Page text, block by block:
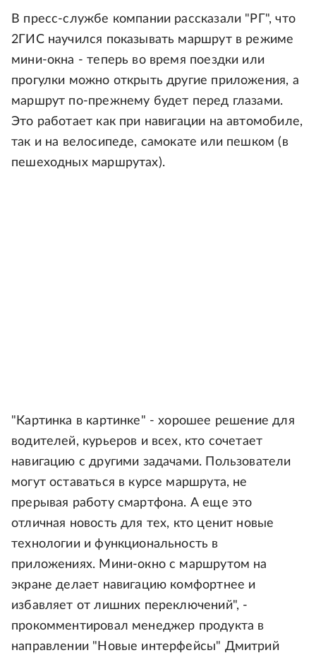
В пресс-службе компании рассказали "РГ", что
2ГИС научился показывать маршрут в режиме
мини-окна - теперь во время поездки или
прогулки можно открыть другие приложения, а
маршрут по-прежнему будет перед глазами.
Это работает как при навигации на автомобиле,
так и на велосипеде, самокате или пешком (в
пешеходных маршрутах).
"Картинка в картинке" - хорошее решение для
водителей, курьеров и всех, кто сочетает
навигацию с другими задачами. Пользователи
могут оставаться в курсе маршрута, не
прерывая работу смартфона. А еще это
отличная новость для тех, кто ценит новые
технологии и функциональность в
приложениях. Мини-окно с маршрутом на
экране делает навигацию комфортнее и
избавляет от лишних переключений", -
прокомментировал менеджер продукта в
направлении "Новые интерфейсы" Дмитрий